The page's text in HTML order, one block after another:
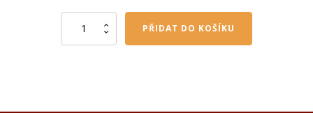
Hoblovaná
PŘIDAT DO KOŠÍKU